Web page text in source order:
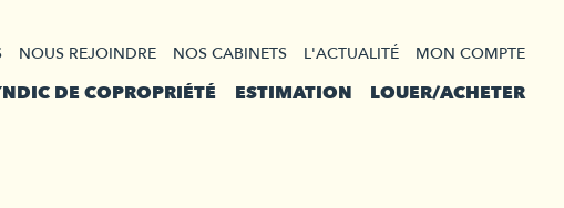
NOUS REJOINDRE NOS CABINETS L'ACTUALITÉ MON COMPTE
DE COPROPRIÉTÉ ESTIMATION LOUER/ACHETER